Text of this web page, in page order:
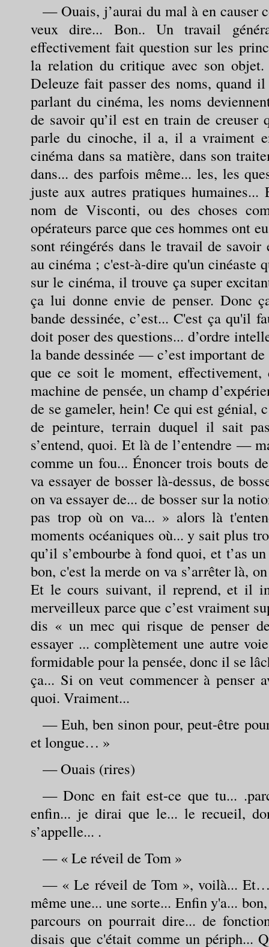
— Ouais, j’aurai du mal à en causer
veux dire... Bon.. Un travail
effectivement fait question sur les
la relation du critique avec son objet.
Deleuze fait passer des noms, quand
parlant du cinéma, les noms
de savoir qu’il est en train de creuser
parle du cinoche, il a, il a vraiment
cinéma dans sa matière, dans son
dans... des parfois même... les, les
juste aux autres pratiques
nom de Visconti, ou des choses
opérateurs parce que ces hommes ont
sont réingérés dans le travail de
au cinéma ; c'est-à-dire qu'un cinéaste
sur le cinéma, il trouve ça super
ça lui donne envie de penser. Donc
bande dessinée, c’est... C'est ça qu'il
doit poser des questions... d’ordre
la bande dessinée — c’est important
que ce soit le moment,
machine de pensée, un champ
de se gameler, hein! Ce qui est génial,
de peinture, terrain duquel il sait
s’entend, quoi. Et là de l’entendre —
comme un fou... Énoncer trois bouts
va essayer de bosser là-dessus, de
on va essayer de... de bosser sur la
pas trop où on va... » alors là
moments océaniques où... y sait plus
qu’il s’embourbe à fond quoi, et t’as
bon, c'est la merde on va s’arrêter là,
Et le cours suivant, il reprend, et il
merveilleux parce que c’est vraiment
dis « un mec qui risque de penser
essayer ... complètement une autre
formidable pour la pensée, donc il se
ça... Si on veut commencer à penser
quoi. Vraiment...
— Euh, ben sinon pour, peut-être
et longue… »
— Ouais (rires)
— Donc en fait est-ce que tu...
enfin... je dirai que le... le recueil,
s’appelle... .
— « Le réveil de Tom »
— « Le réveil de Tom », voilà... Et…
même une... une sorte... Enfin y'a...
parcours on pourrait dire... de
disais que c'était comme un périph...